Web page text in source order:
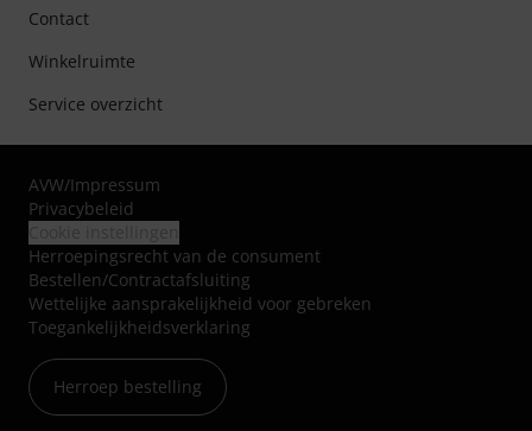
Contact
Winkelruimte
Service overzicht
AVW/Impressum
Privacybeleid
Herroepingsrecht van de consument
Bestellen/Contractafsluiting
Wettelijke aansprakelijkheid voor gebreken
Toegankelijkheidsverklaring
Herroep bestelling